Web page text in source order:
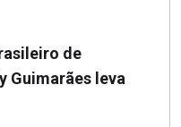
de
Guimarães leva